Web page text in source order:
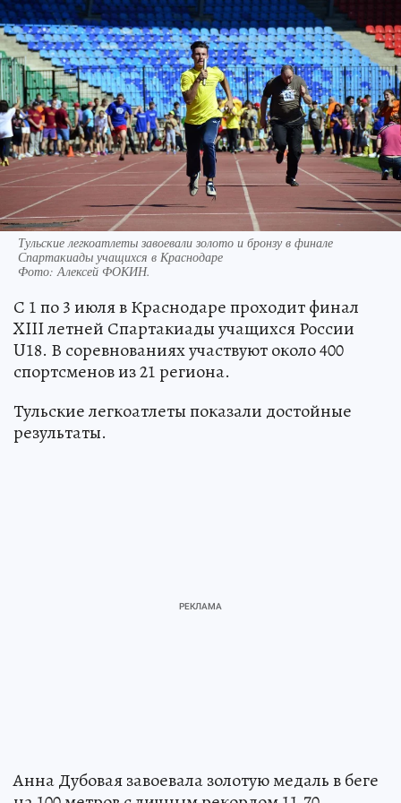
Тульские легкоатлеты завоевали золото и бронзу в финале
Спартакиады учащихся в Краснодаре
Фото: Алексей ФОКИН.
С 1 по 3 июля в Краснодаре проходит финал
XIII летней Спартакиады учащихся России
U18. В соревнованиях участвуют около 400
спортсменов из 21 региона.
Тульские легкоатлеты показали достойные
результаты.
Анна Дубовая завоевала золотую медаль в беге